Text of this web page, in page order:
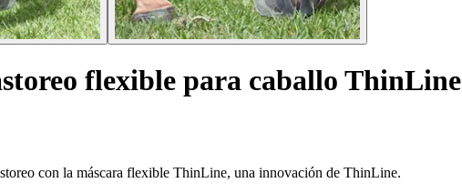
flexible para caballo ThinLine
con la máscara flexible ThinLine, una innovación de ThinLine.